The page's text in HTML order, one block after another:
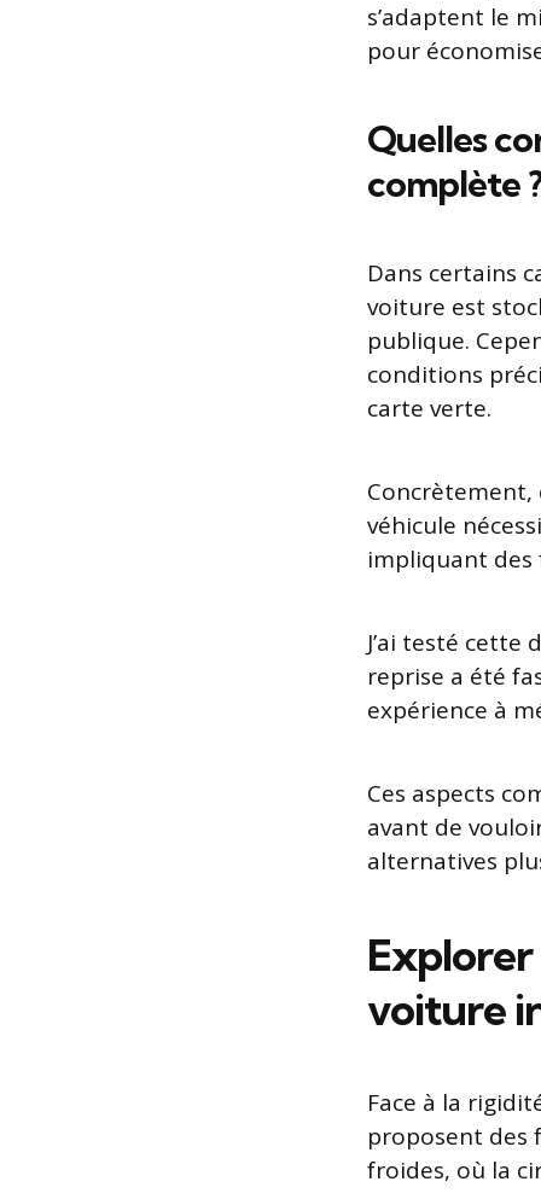
s’adaptent le
pour
Quelles
complète
Dans certains
voiture est
publique.
conditions
carte verte.
véhicule
impliquant des
J’ai testé cette
reprise a été
expérience à
Ces aspects
avant de
alternatives
Explorer
voiture
Face à la
proposent des
froides, où la